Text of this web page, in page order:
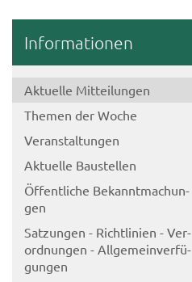
In­for­ma­tio­nen
Ak­tu­el­le Mit­tei­lun­gen
The­men der Woche
Ver­an­stal­tun­gen
Ak­tu­el­le Bau­stel­len
Öf­fent­li­che Be­kannt­ma­chun­
gen
Sat­zun­gen - Richt­li­ni­en - Ver­
ord­nun­gen - All­ge­mein­ver­fü­
gun­gen